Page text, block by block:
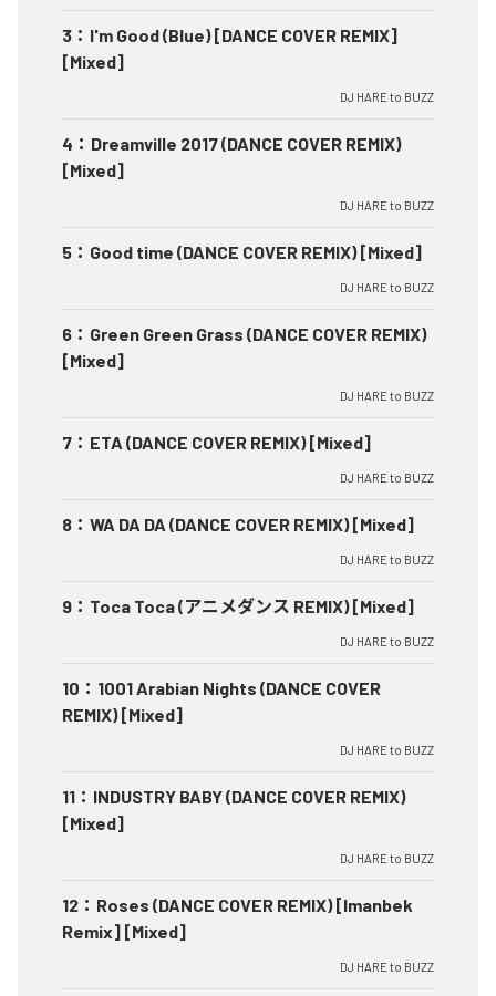
3 ： I'm Good (Blue) [DANCE COVER REMIX]
[Mixed]
DJ HARE to BUZZ
4 ： Dreamville 2017 (DANCE COVER REMIX)
[Mixed]
DJ HARE to BUZZ
5 ： Good time (DANCE COVER REMIX) [Mixed]
DJ HARE to BUZZ
6 ： Green Green Grass (DANCE COVER REMIX)
[Mixed]
DJ HARE to BUZZ
7 ： ETA (DANCE COVER REMIX) [Mixed]
DJ HARE to BUZZ
8 ： WA DA DA (DANCE COVER REMIX) [Mixed]
DJ HARE to BUZZ
9 ： Toca Toca (アニメダンス REMIX) [Mixed]
DJ HARE to BUZZ
10 ： 1001 Arabian Nights (DANCE COVER
REMIX) [Mixed]
DJ HARE to BUZZ
11 ： INDUSTRY BABY (DANCE COVER REMIX)
[Mixed]
DJ HARE to BUZZ
12 ： Roses (DANCE COVER REMIX) [Imanbek
Remix] [Mixed]
DJ HARE to BUZZ